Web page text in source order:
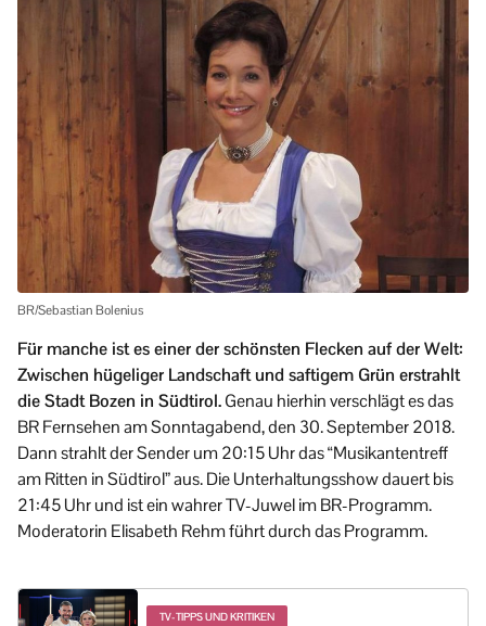
BR/Sebastian Bolenius
Für manche ist es einer der schönsten Flecken auf der Welt:
Zwischen hügeliger Landschaft und saftigem Grün erstrahlt
die Stadt Bozen in Südtirol.Genau hierhin verschlägt es das
BR Fernsehen am Sonntagabend, den 30. September 2018.
Dann strahlt der Sender um 20:15 Uhr das “Musikantentreff
am Ritten in Südtirol” aus. Die Unterhaltungsshow dauert bis
21:45 Uhr und ist ein wahrer TV-Juwel im BR-Programm.
Moderatorin Elisabeth Rehm führt durch das Programm.
TV-TIPPS UND KRITIKEN